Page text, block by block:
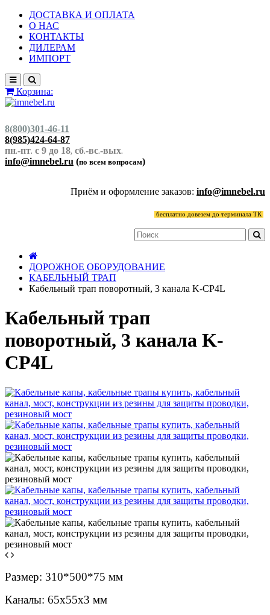
ДОСТАВКА И ОПЛАТА
О НАС
КОНТАКТЫ
ДИЛЕРАМ
ИМПОРТ
Корзина:
8(800)301-46-11
8(985)424-64-87
пн.-пт. с 9 до 18, сб.-вс.-вых.
info@imnebel.ru (по всем вопросам)
Приём и оформление заказов: info@imnebel.ru
бесплатно довезем до терминала ТК
ДОРОЖНОЕ ОБОРУДОВАНИЕ
КАБЕЛЬНЫЙ ТРАП
Кабельный трап поворотный, 3 канала K-CP4L
Кабельный трап
поворотный, 3 канала K-
CP4L
Размер: 310*500*75 мм
Каналы: 65x55x3 мм